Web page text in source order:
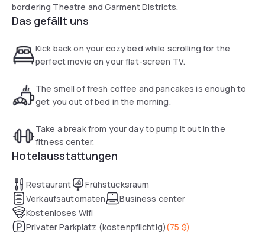
bordering Theatre and Garment Districts.
Das gefällt uns
Kick back on your cozy bed while scrolling for the
perfect movie on your flat-screen TV.
The smell of fresh coffee and pancakes is enough to
get you out of bed in the morning.
Take a break from your day to pump it out in the
fitness center.
Hotelausstattungen
Restaurant
Frühstücksraum
Verkaufsautomaten
Business center
Kostenloses Wifi
Privater Parkplatz (kostenpflichtig)(75 $)